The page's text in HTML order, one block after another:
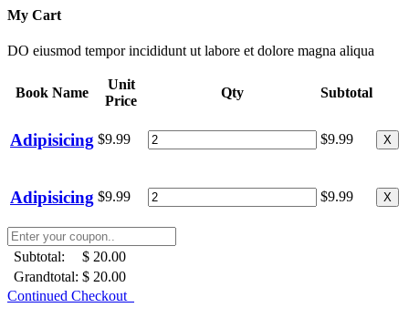
My Cart
DO eiusmod tempor incididunt ut labore et dolore magna aliqua
Book Name
Unit
Price
Qty Subtotal
Adipisicing $9.99 $9.99 X
Adipisicing $9.99 $9.99 X
Subtotal:
$ 20.00
Grandtotal: $ 20.00
Continued Checkout